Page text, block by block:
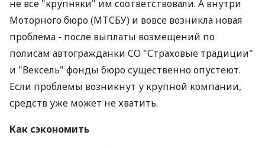
не все "крупняки" им соответствовали. А внутри
Моторного бюро (МТСБУ) и вовсе возникла новая
проблема - после выплаты возмещений по
полисам автогражданки СО "Страховые традиции"
и "Вексель" фонды бюро существенно опустеют.
Если проблемы возникнут у крупной компании,
средств уже может не хватить.
Как сэкономить